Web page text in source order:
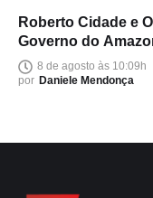
Roberto Cidade e
Governo do
8 de agosto às 10:09h
por Daniele Mendonça